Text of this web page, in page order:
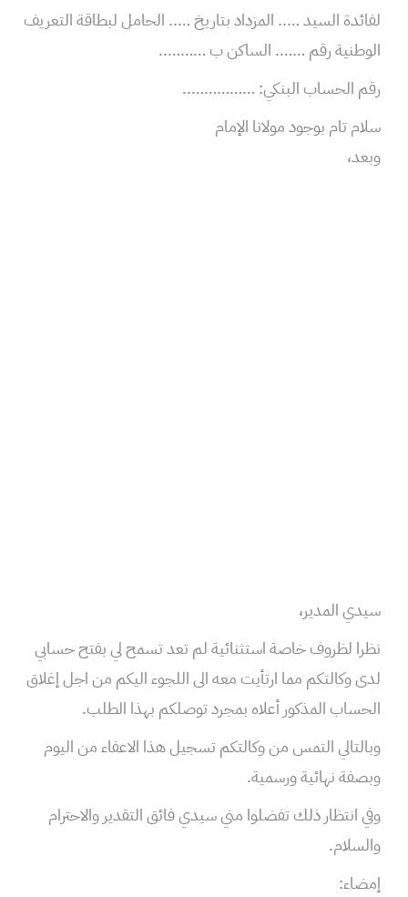
لفائدة السيد ….. المزداد بتاريخ ….. الحامل لبطاقة التعريف
الوطنية رقم ……. الساكن ب ………..
رقم الحساب البنكي: ……………..
سلام تام بوجود مولانا الإمام
وبعد،
سيدي المدير،
نظرا لظروف خاصة استثنائية لم تعد تسمح لي بفتح حسابي
لدى وكالتكم مما ارتأيت معه الى اللجوء اليكم من اجل إغلاق
الحساب المذكور أعلاه بمجرد توصلكم بهذا الطلب.
وبالتالي التمس من وكالتكم تسجيل هذا الاعفاء من اليوم
وبصفة نهائية ورسمية.
وفي انتظار ذلك تفضلوا مني سيدي فائق التقدير والاحترام
والسلام.
إمضاء: